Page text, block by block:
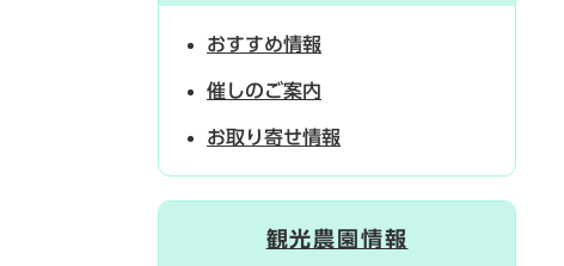
おすすめ情報
催しのご案内
お取り寄せ情報
観光農園情報